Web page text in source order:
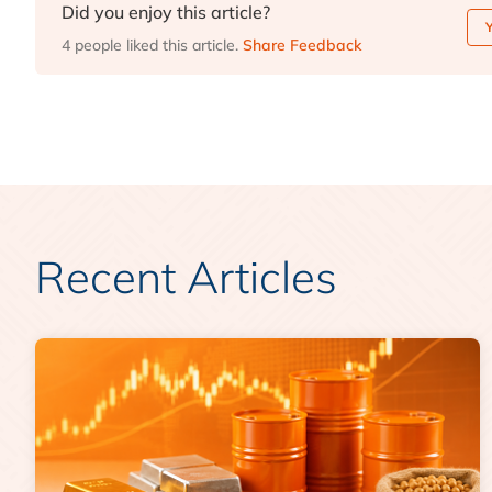
Did you enjoy this article?
4 people liked this article. Share Feedback
Recent Articles